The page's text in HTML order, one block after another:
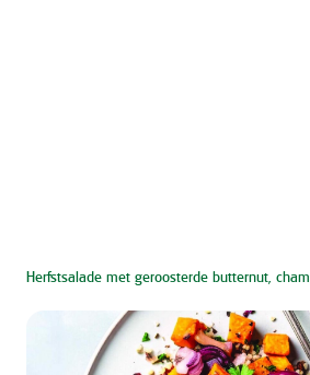
Herfstsalade met geroosterde butternut,